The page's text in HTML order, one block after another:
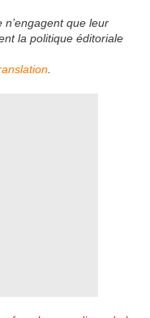
que leur
la politique éditoriale
.